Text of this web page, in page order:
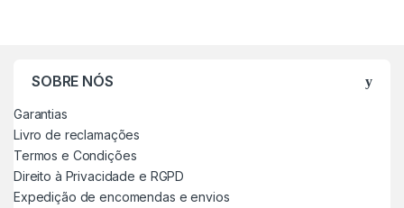
SOBRE NÓS
Garantias
Livro de reclamações
Termos e Condições
Direito à Privacidade e RGPD
Expedição de encomendas e envios